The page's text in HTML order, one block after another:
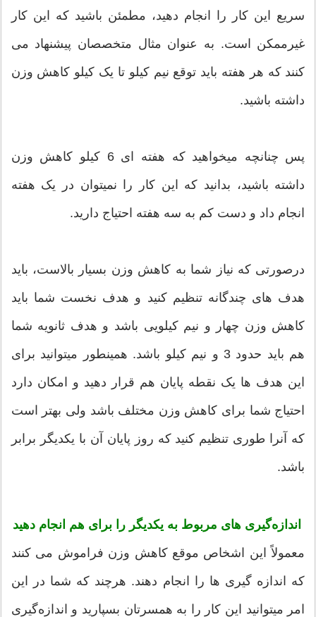
سریع این کار را انجام دهید، مطمئن باشید که این کار
غیرممکن است. به عنوان مثال متخصصان پیشنهاد می
کنند که هر هفته باید توقع نیم کیلو تا یک کیلو کاهش وزن
داشته باشید.
پس چنانچه میخواهید که هفته ای 6 کیلو کاهش وزن
داشته باشید، بدانید که این کار را نمیتوان در یک هفته
انجام داد و دست کم به سه هفته احتیاج دارید.
درصورتی که نیاز شما به کاهش وزن بسیار بالاست، باید
هدف های چندگانه تنظیم کنید و هدف نخست شما باید
کاهش وزن چهار و نیم کیلویی باشد و هدف ثانویه شما
هم باید حدود 3 و نیم کیلو باشد. همینطور میتوانید برای
این هدف ها یک نقطه پایان هم قرار دهید و امکان دارد
احتیاج شما برای کاهش وزن مختلف باشد ولی بهتر است
که آنرا طوری تنظیم کنید که روز پایان آن با یکدیگر برابر
باشد.
اندازه‌گیری های مربوط به یکدیگر را برای هم انجام دهید
معمولاً این اشخاص موقع کاهش وزن فراموش می کنند
که اندازه گیری ها را انجام دهند. هرچند که شما در این
امر میتوانید این کار را به همسرتان بسپارید و اندازه‌گیری